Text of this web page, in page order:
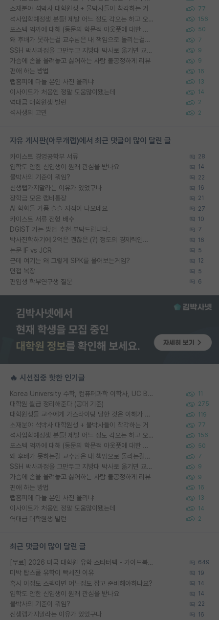
소재분야 석박사 대학원생 + 물박사들이 착각하는 거 77
석사입학예정생 분들! 제발 어느 정도 각오는 하고 오세요. 156
포스텍 억까에 대해 (동문의 학문적 아웃풋에 대한 반박) 50
왜 후배가 못하는걸 교수님은 내 책임으로 돌리는걸까요? 7
SSH 박사과정을 그만두고 지방대 박사로 옮기면 교수의 꿈은 끝일까요? 9
가슴에 손을 올려놓고 싫어하는 사람 불공정하게 리뷰 9
편애 하는 방법 16
랩홈피에 다들 본인 사진 올리냐 13
이사이트가 처음엔 정말 도움많이됐는데 14
역대급 대학원생 빌런 2
석사생의 고민 2
자유 게시판(아무개랩)에서 최근 댓글이 많이 달린 글
카이스트 경영공학부 서류 28
입학도 안한 신입생이 원래 관심을 받나요 14
물박사의 기준이 뭐임? 22
신생랩가지말라는 이유가 있었구나 16
장학금 모은 랩비통장 21
AI 학회들 거품 슬슬 지적이 나오네요 27
카이스트 서류 전형 배수 10
DGIST 가는 방법 추천 부탁드립니다. 7
박사진학하기에 2억은 괜찮은 (?) 정도의 경제력인가요 16
논문 IF vs JCR 5
근데 여기는 왜 그렇게 SPK를 물어보는거임? 12
면접 복장 5
편입생 학부연구생 질문 6
🔥 시선집중 핫한 인기글
Korea University 수학, 컴퓨터과학 이학사, UC Berkeley 산업공학 대학원 공학박사가 되는 것은 쉽지 않겠죠? 11
대학원 월급 정리해준다 (공대 기준) 275
대학원생들 교수에게 가스라이팅 당한 것은 이해가 갑니다. 안타깝네요. 119
소재분야 석박사 대학원생 + 물박사들이 착각하는 거 77
석사입학예정생 분들! 제발 어느 정도 각오는 하고 오세요. 156
포스텍 억까에 대해 (동문의 학문적 아웃풋에 대한 반박) 50
왜 후배가 못하는걸 교수님은 내 책임으로 돌리는걸까요? 7
SSH 박사과정을 그만두고 지방대 박사로 옮기면 교수의 꿈은 끝일까요? 9
가슴에 손을 올려놓고 싫어하는 사람 불공정하게 리뷰 9
편애 하는 방법 16
랩홈피에 다들 본인 사진 올리냐 13
이사이트가 처음엔 정말 도움많이됐는데 14
역대급 대학원생 빌런 2
최근 댓글이 많이 달린 글
[무료] 2026 미국 대학원 유학 스타터팩 - 가이드북 & 합격자 컨택메일 템플릿 649
미박 탑스쿨 유학이 빡세진 이유 19
혹시 이정도 스펙이면 어느정도 잡고 준비해야하나요? 14
입학도 안한 신입생이 원래 관심을 받나요 14
물박사의 기준이 뭐임? 22
신생랩가지말라는 이유가 있었구나 16